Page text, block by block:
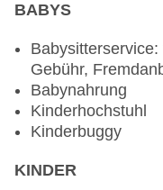
GREEK
gegen Gebühr, à
Gebühr,
Küche:
Gebühr
Küche:
BABYS
Gebühr,
Babynahrung
Kinderhochstuhl
Kinderbuggy
KINDER